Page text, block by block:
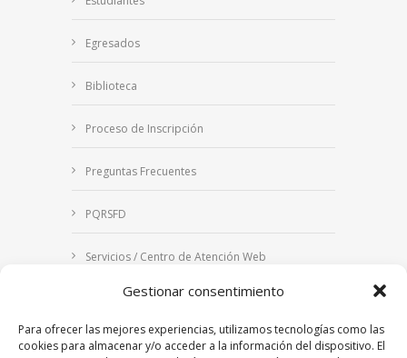
Gestionar consentimiento
Para ofrecer las mejores experiencias, utilizamos tecnologías como las
cookies para almacenar y/o acceder a la información del dispositivo. El
Egresados
Biblioteca
Proceso de Inscripción
Preguntas Frecuentes
PQRSFD
Servicios / Centro de Atención Web
Correo Institucional
Notificaciones judiciales